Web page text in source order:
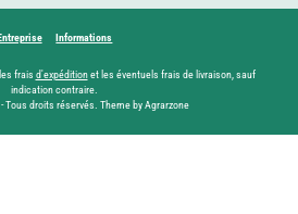
Informations
frais d'expéditionet les éventuels frais de livraison, sauf
indication contraire.
Tous droits réservés. Theme by Agrarzone